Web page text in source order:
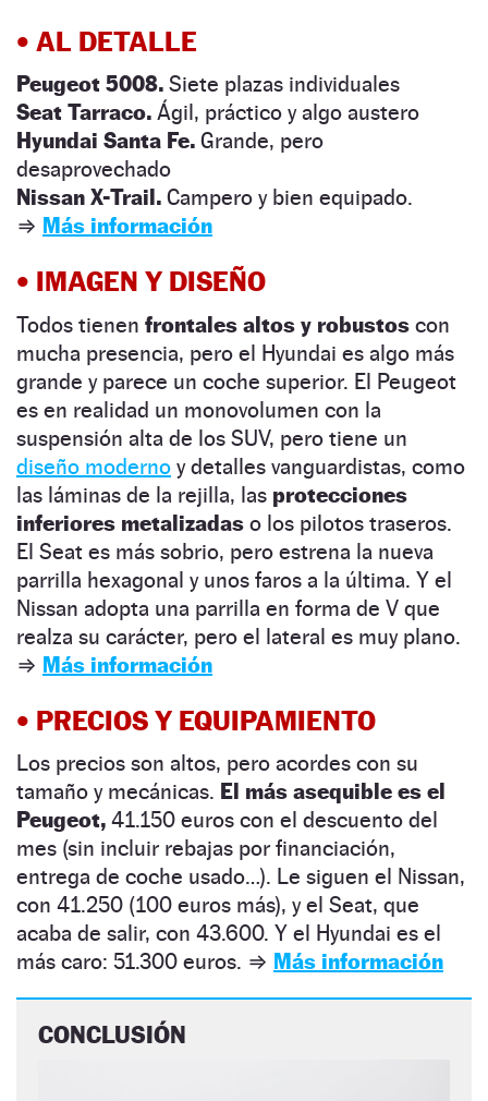
• AL DETALLE
Peugeot 5008. Siete plazas individuales
Seat Tarraco. Ágil, práctico y algo austero
Hyundai Santa Fe. Grande, pero
desaprovechado
Nissan X-Trail. Campero y bien equipado.
⇒ Más información
• IMAGEN Y DISEÑO
Todos tienen frontales altos y robustos con
mucha presencia, pero el Hyundai es algo más
grande y parece un coche superior. El Peugeot
es en realidad un monovolumen con la
suspensión alta de los SUV, pero tiene un
diseño moderno y detalles vanguardistas, como
las láminas de la rejilla, las protecciones
inferiores metalizadas o los pilotos traseros.
El Seat es más sobrio, pero estrena la nueva
parrilla hexagonal y unos faros a la última. Y el
Nissan adopta una parrilla en forma de V que
realza su carácter, pero el lateral es muy plano.
⇒ Más información
• PRECIOS Y EQUIPAMIENTO
Los precios son altos, pero acordes con su
tamaño y mecánicas. El más asequible es el
Peugeot, 41.150 euros con el descuento del
mes (sin incluir rebajas por financiación,
entrega de coche usado…). Le siguen el Nissan,
con 41.250 (100 euros más), y el Seat, que
acaba de salir, con 43.600. Y el Hyundai es el
más caro: 51.300 euros. ⇒ Más información
CONCLUSIÓN